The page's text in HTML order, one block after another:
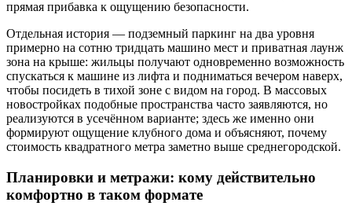
прямая прибавка к ощущению безопасности.
Отдельная история — подземный паркинг на два уровня
примерно на сотню тридцать машино мест и приватная лаунж
зона на крыше: жильцы получают одновременно возможность
спускаться к машине из лифта и подниматься вечером наверх,
чтобы посидеть в тихой зоне с видом на город. В массовых
новостройках подобные пространства часто заявляются, но
реализуются в усечённом варианте; здесь же именно они
формируют ощущение клубного дома и объясняют, почему
стоимость квадратного метра заметно выше среднегородской.
Планировки и метражи: кому действительно
комфортно в таком формате